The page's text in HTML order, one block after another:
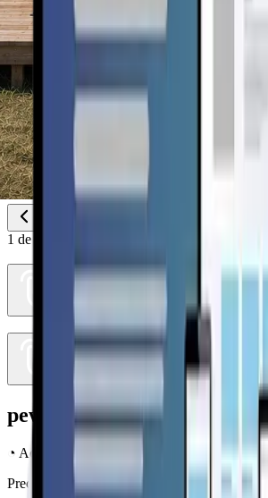
1 de
pewma
◔ Accesible
Precio y terminaciones de entrada